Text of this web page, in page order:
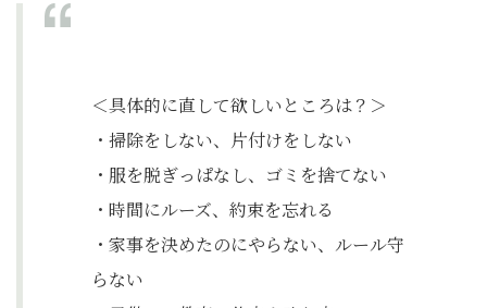
＜具体的に直して欲しいところは？＞
・掃除をしない、片付けをしない
・服を脱ぎっぱなし、ゴミを捨てない
・時間にルーズ、約束を忘れる
・家事を決めたのにやらない、ルール守
らない